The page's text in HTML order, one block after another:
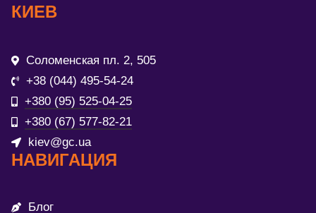
КИЕВ
Соломенская пл. 2, 505
+38 (044) 495-54-24
+380 (95) 525-04-25
+380 (67) 577-82-21
kiev@gc.ua
НАВИГАЦИЯ
Блог